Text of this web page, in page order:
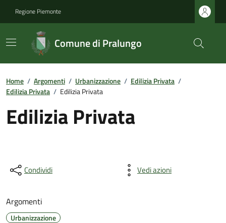
Regione Piemonte
Comune di Pralungo
Home / Argomenti / Urbanizzazione / Edilizia Privata /
Edilizia Privata / Edilizia Privata
Edilizia Privata
Condividi Vedi azioni
Argomenti
Urbanizzazione